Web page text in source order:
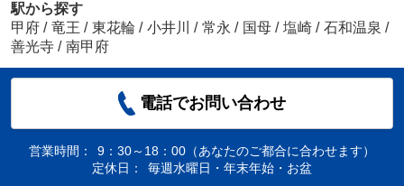
駅から探す
甲府 / 竜王 / 東花輪 / 小井川 / 常永 / 国母 / 塩崎 / 石和温泉 /
善光寺 / 南甲府
電話でお問い合わせ
営業時間：
9：30～18：00（あなたのご都合に合わせます）
定休日：
毎週水曜日・年末年始・お盆